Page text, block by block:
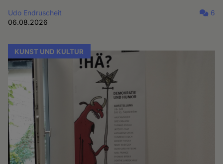
Udo Endruscheit
06.08.2026
6
KUNST UND KULTUR